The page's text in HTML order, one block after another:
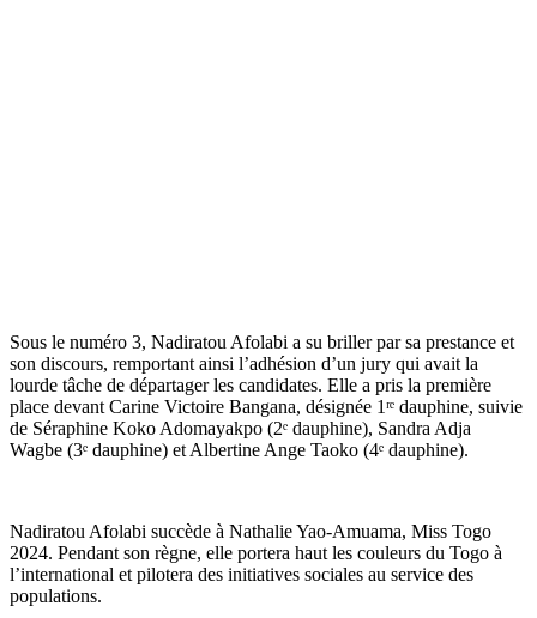
Sous le numéro 3, Nadiratou Afolabi a su briller par sa prestance et
son discours, remportant ainsi l’adhésion d’un jury qui avait la
lourde tâche de départager les candidates. Elle a pris la première
place devant Carine Victoire Bangana, désignée 1ʳᵉ dauphine, suivie
de Séraphine Koko Adomayakpo (2ᵉ dauphine), Sandra Adja
Wagbe (3ᵉ dauphine) et Albertine Ange Taoko (4ᵉ dauphine).
Nadiratou Afolabi succède à Nathalie Yao-Amuama, Miss Togo
2024. Pendant son règne, elle portera haut les couleurs du Togo à
l’international et pilotera des initiatives sociales au service des
populations.